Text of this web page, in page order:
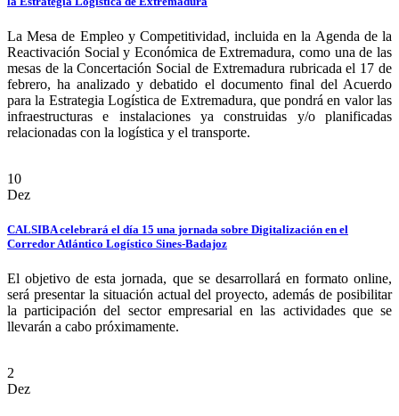
La Mesa de Empleo y Competitividad, incluida en la Agenda de la
Reactivación Social y Económica de Extremadura, como una de las
mesas de la Concertación Social de Extremadura rubricada el 17 de
febrero, ha analizado y debatido el documento final del Acuerdo
para la Estrategia Logística de Extremadura, que pondrá en valor las
infraestructuras e instalaciones ya construidas y/o planificadas
relacionadas con la logística y el transporte.
10
Dez
CALSIBA celebrará el día 15 una jornada sobre Digitalización en el
Corredor Atlántico Logístico Sines-Badajoz
El objetivo de esta jornada, que se desarrollará en formato online,
será presentar la situación actual del proyecto, además de posibilitar
la participación del sector empresarial en las actividades que se
llevarán a cabo próximamente.
2
Dez